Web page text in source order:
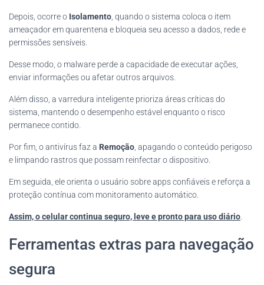
Depois, ocorre o Isolamento , quando o sistema coloca o item
ameaçador em quarentena e bloqueia seu acesso a dados, rede e
permissões sensíveis.
Desse modo, o malware perde a capacidade de executar ações,
enviar informações ou afetar outros arquivos.
Além disso, a varredura inteligente prioriza áreas críticas do
sistema, mantendo o desempenho estável enquanto o risco
permanece contido.
Por fim, o antivírus faz a Remoção , apagando o conteúdo perigoso
e limpando rastros que possam reinfectar o dispositivo.
Em seguida, ele orienta o usuário sobre apps confiáveis e reforça a
proteção contínua com monitoramento automático.
Assim, o celular continua seguro, leve e pronto para uso diário
Ferramentas extras para navegação
segura